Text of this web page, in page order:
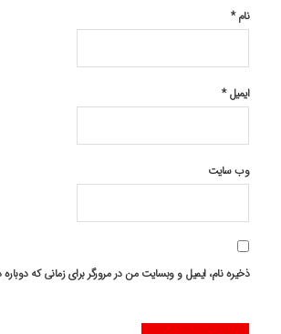
نام*
ایمیل*
وب‌ سایت
ذخیره نام، ایمیل و وبسایت من در مرورگر برای زمانی که